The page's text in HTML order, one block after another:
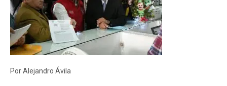
Por Alejandro Ávila